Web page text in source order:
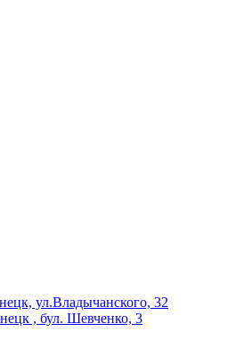
ул.Владычанского, 32
, бул. Шевченко, 3